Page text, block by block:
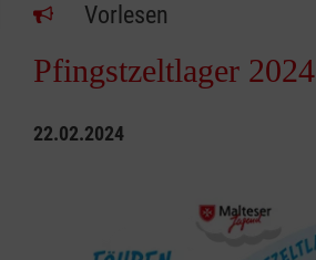
Vorlesen
Pfingstzeltlager 2024
22.02.2024